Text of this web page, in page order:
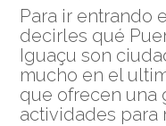
Para ir entrando
decirles qué
Iguaçu son
mucho en el
que ofrecen una
actividades para